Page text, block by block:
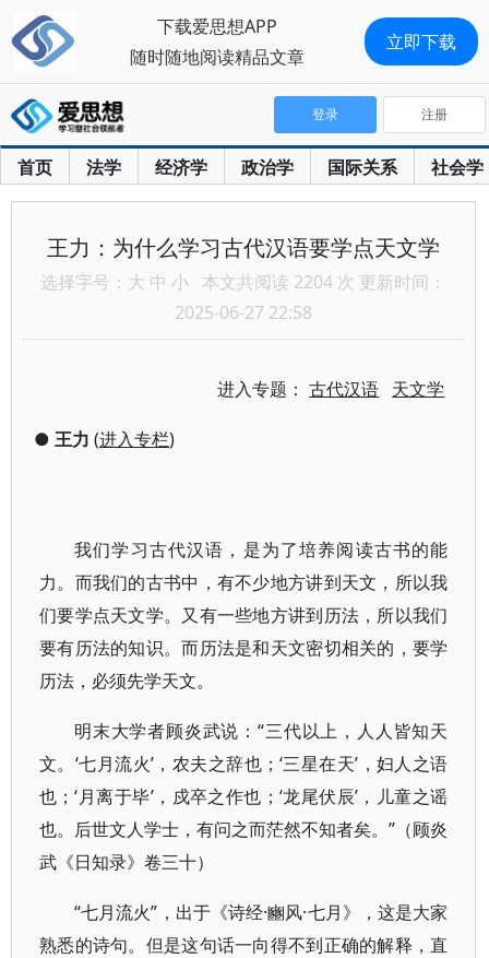
首页 法学 经济学 政治学 国际关系 社会学
登录 注册
王力：为什么学习古代汉语要学点天文学
选择字号： 大 中 小 本文共阅读 2204 次 更新时间：
2025-06-27 22:58
进入专题：古代汉语 天文学
● 王力 (进入专栏)
我们学习古代汉语，是为了培养阅读古书的能
力。而我们的古书中，有不少地方讲到天文，所以我
们要学点天文学。又有一些地方讲到历法，所以我们
要有历法的知识。而历法是和天文密切相关的，要学
历法，必须先学天文。
明末大学者顾炎武说：“三代以上，人人皆知天
文。‘七月流火’，农夫之辞也；‘三星在天’，妇人之语
也；‘月离于毕’，戍卒之作也；‘龙尾伏辰’，儿童之谣
也。后世文人学士，有问之而茫然不知者矣。”（顾炎
武《日知录》卷三十）
“七月流火”，出于《诗经·豳风·七月》，这是大家
熟悉的诗句。但是这句话一向得不到正确的解释，直
下载爱思想APP
随时随地阅读精品文章
立即下载